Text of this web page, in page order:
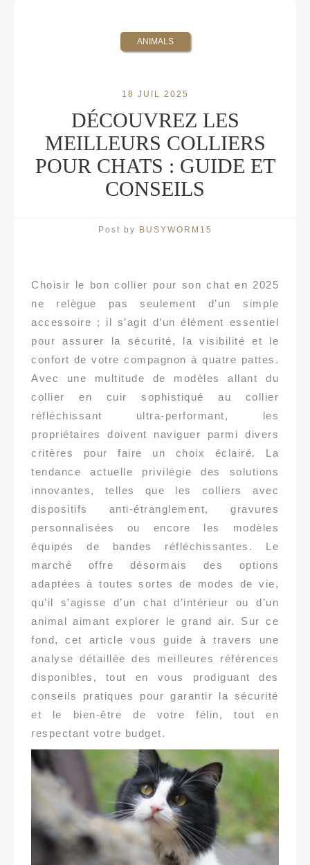
ANIMALS
18 JUIL 2025
DÉCOUVREZ LES
MEILLEURS COLLIERS
POUR CHATS : GUIDE ET
CONSEILS
Post by BUSYWORM15
Choisir le bon collier pour son chat en 2025
ne relègue pas seulement d’un simple
accessoire ; il s’agit d’un élément essentiel
pour assurer la sécurité, la visibilité et le
confort de votre compagnon à quatre pattes.
Avec une multitude de modèles allant du
collier en cuir sophistiqué au collier
réfléchissant ultra-performant, les
propriétaires doivent naviguer parmi divers
critères pour faire un choix éclairé. La
tendance actuelle privilégie des solutions
innovantes, telles que les colliers avec
dispositifs anti-étranglement, gravures
personnalisées ou encore les modèles
équipés de bandes réfléchissantes. Le
marché offre désormais des options
adaptées à toutes sortes de modes de vie,
qu’il s’agisse d’un chat d’intérieur ou d’un
animal aimant explorer le grand air. Sur ce
fond, cet article vous guide à travers une
analyse détaillée des meilleures références
disponibles, tout en vous prodiguant des
conseils pratiques pour garantir la sécurité
et le bien-être de votre félin, tout en
respectant votre budget.